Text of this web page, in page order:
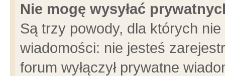
Nie mogę wysyłać
Są trzy powody, dla których
wiadomości: nie jesteś
forum wyłączył prywatne